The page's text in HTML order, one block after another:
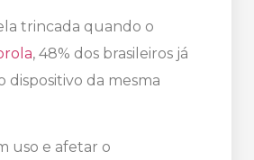
trincada quando o
, 48% dos brasileiros já
dispositivo da mesma
uso e afetar o